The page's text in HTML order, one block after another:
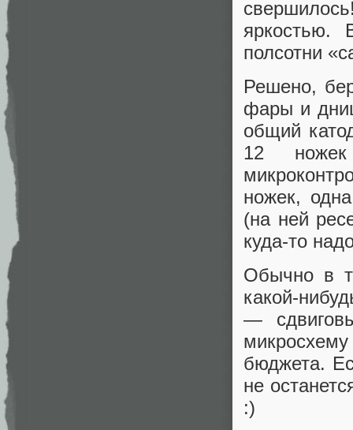
яркостью.
полсотни
Решено,
фары и
общий
12
ножек,
(на ней
куда-то
Обычно в
какой-
—
бюджета.
не
:)